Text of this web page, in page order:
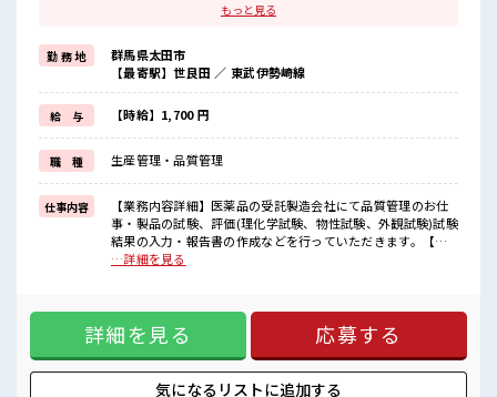
≪女性も活躍できる職場≫
もちろん男性の応募も歓迎です！
≪プライベートが充実する≫
場合によってはお願いすることもありますが、
残業はほとんどナシ！
≪完全週休二日制≫
週末は家族や友人と一緒にプライベート満喫！
≪モチベーションもUP≫
派手過ぎなければ髪型や髪色自由♪
(規定有)制服があると毎日の服選びに悩まずOK♪
■職場の雰囲気
女性多めで休み時間は女子トークがあふれる職場です！
もっと見る
勤 務 地
群馬県太田市
【最寄駅】世良田 ／ 東武伊勢崎線
給 与 【時給】1,700 円
職 種 生産管理・品質管理
仕事内容
【業務内容詳細】医薬品の受託製造会社にて品質管理のお仕
事・製品の試験、評価(理化学試験、物性試験、外観試験)試験
結果の入力・報告書の作成などを行っていただきます。【取
扱製品情報】製剤 ■お仕事PR ≪経験者優遇≫ これまでの経験
ろん男性の応募も歓迎です！ ≪プライベートが充実する≫ 場
合によってはお願いすることもありますが、 残業はほとんど
ナシ！ ≪完全週休二日制≫ 週末は家族や友人と一緒にプライ
ベート満喫！ ≪モチベーションもUP≫ 派手過ぎなければ髪型
や髪色自由♪ (規定有)制服があると毎日の服選びに悩まず
…詳細を見る
詳細を見る 応募する
気になるリストに追加する